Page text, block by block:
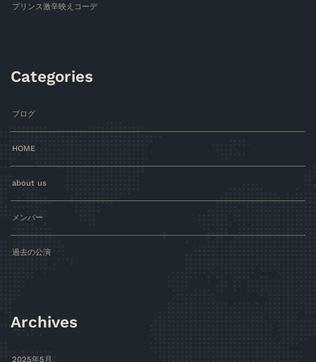
プリンス激辛映えコーデ
Categories
ブログ
HOME
about us
メンバー
過去の公演
Archives
2025年5月